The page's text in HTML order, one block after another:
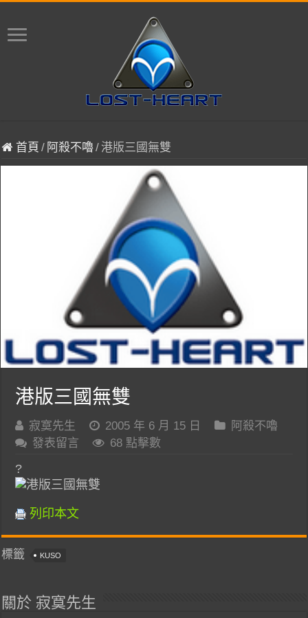
首頁 / 阿殺不嚕/ 港版三國無雙
港版三國無雙
寂寞先生 2005 年 6 月 15 日
阿殺不嚕
發表留言
68 點擊數
?
列印本文
標籤 KUSO
關於 寂寞先生